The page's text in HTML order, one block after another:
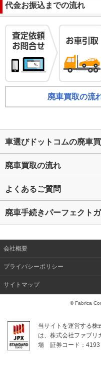
代金お振込までの流れ
廃車買取の流
車選びドットコムの廃車
廃車買取の流れ
よくあるご質問
廃車手続きパーフェクト
会社概要
プライバシーポリシー
サイトマップ
© Fabrica
当サイトを運営する株
は、株式会社ファブリ
場
証券コード：4193